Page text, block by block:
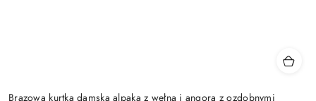
Brązowa kurtka damska alpaka z wełną i angorą z ozdobnymi